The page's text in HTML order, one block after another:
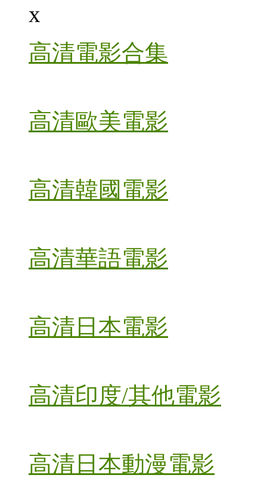
x
高清電影合集
高清歐美電影
高清韓國電影
高清華語電影
高清日本電影
高清印度/其他電影
高清日本動漫電影